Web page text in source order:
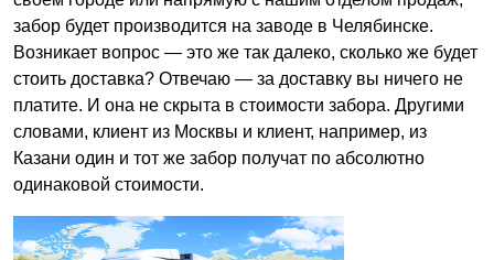
забор будет производится на заводе в Челябинске.
Возникает вопрос — это же так далеко, сколько же будет
стоить доставка? Отвечаю — за доставку вы ничего не
платите. И она не скрыта в стоимости забора. Другими
словами, клиент из Москвы и клиент, например, из
Казани один и тот же забор получат по абсолютно
одинаковой стоимости.